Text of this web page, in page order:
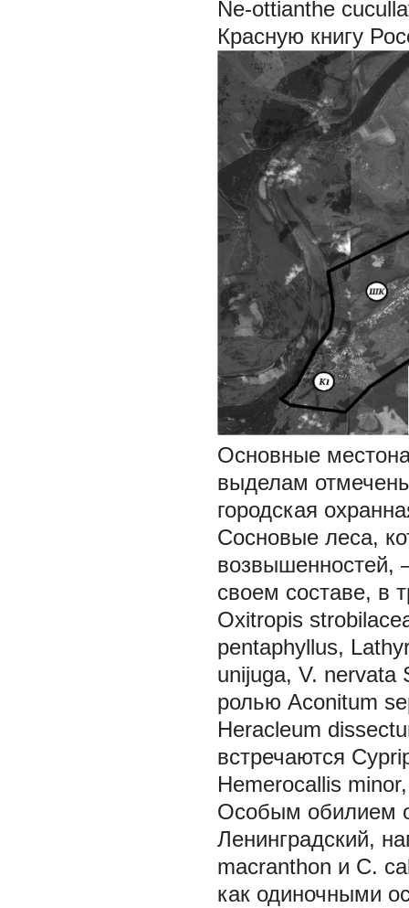
Ne-ottianthe
Красную книгу
Основные
выделам
городская
Сосновые леса,
возвышенностей,
своем составе, в
Oxitropis
pentaphyllus,
unijuga, V. nervata
ролью Aconitum
Heracleum
встречаются
Hemerocallis
Особым обилием
Ленинградский,
macranthon и C.
как одиночными